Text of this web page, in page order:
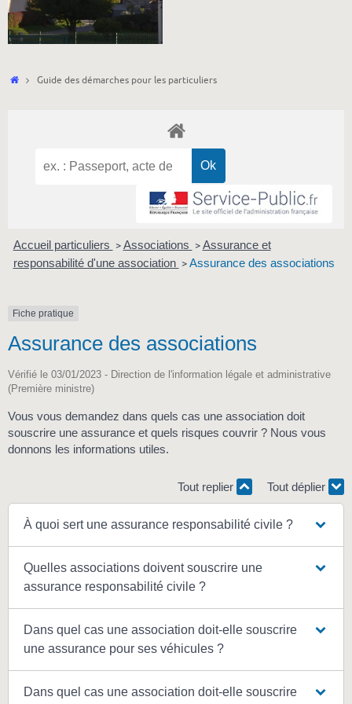
Accueil
Guide des démarches pour les particuliers
Accueil particuliers > Associations > Assurance et
responsabilité d'une association > Assurance des associations
Fiche pratique
Assurance des associations
Vérifié le 03/01/2023 - Direction de l'information légale et administrative
(Première ministre)
Vous vous demandez dans quels cas une association doit
souscrire une assurance et quels risques couvrir ? Nous vous
donnons les informations utiles.
Tout replier Tout déplier
À quoi sert une assurance responsabilité civile ?
Quelles associations doivent souscrire une
assurance responsabilité civile ?
Dans quel cas une association doit-elle souscrire
une assurance pour ses véhicules ?
Dans quel cas une association doit-elle souscrire